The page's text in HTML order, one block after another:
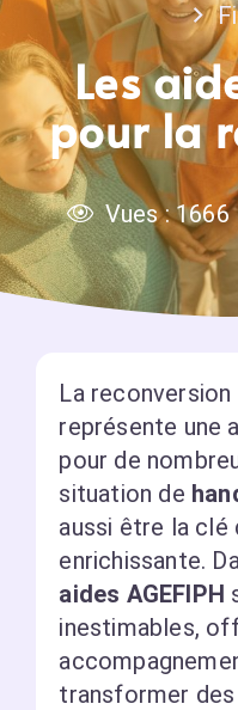
Les
pour la
Vues :1666
La
représente une
pour de
situation de
aussi être la clé
enrichissante.
aides AGEFIPH
inestimables,
transformer